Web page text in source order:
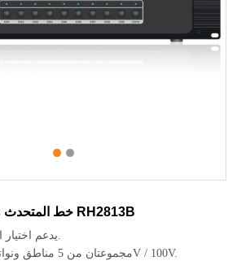
100V خط المتحدث محدد التبديل RH2813B
※ يدعم اختيار المتحدث 10 منطقة.
※ مجموعتان من 5 مناطق ونواتج إشارة صوتية 70V / 100V.